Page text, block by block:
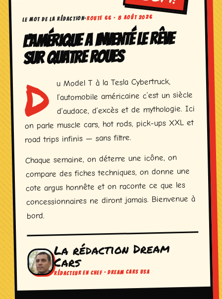
LE MOT DE LA RÉDACTION·ROUTE 66 · 8 AOÛT 2026
L’AMÉRIQUE A INVENTÉ LE RÊVE
SUR QUATRE ROUES
D u Model T à la Tesla Cybertruck,
l’automobile américaine c’est un siècle
d’audace, d’excès et de mythologie. Ici
on parle muscle cars, hot rods, pick-ups XXL et
road trips infinis — sans filtre.
Chaque semaine, on déterre une icône, on
compare des fiches techniques, on donne une
cote argus honnête et on raconte ce que les
concessionnaires ne diront jamais. Bienvenue à
bord.
La rédaction Dream
Cars
RÉDACTEUR EN CHEF · DREAM CARS USA